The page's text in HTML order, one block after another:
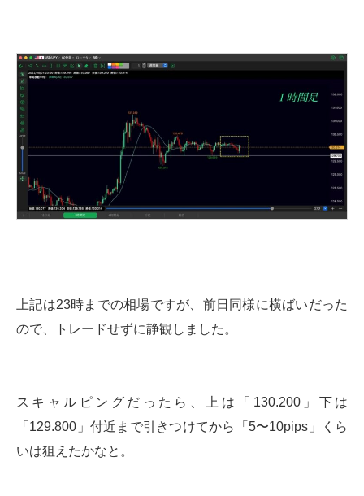
上記は23時までの相場ですが、前日同様に横ばいだった
ので、トレードせずに静観しました。
スキャルピングだったら、上は「130.200」下は
「129.800」付近まで引きつけてから「5〜10pips」くら
いは狙えたかなと。